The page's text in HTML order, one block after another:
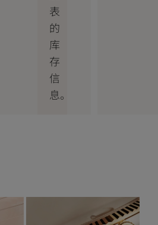
表
的
库
存
信
息。